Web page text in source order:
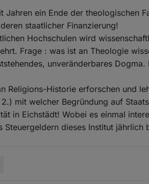
Jahren ein Ende der theologischen
staatlicher Finanzierung!
Hochschulen wird
Frage : was ist an Theologie
unveränderbares
Religions-Historie erforschen und
mit welcher Begründung auf
in Eichstädt! Wobei es einmal
Steuergeldern dieses Institut jährlich